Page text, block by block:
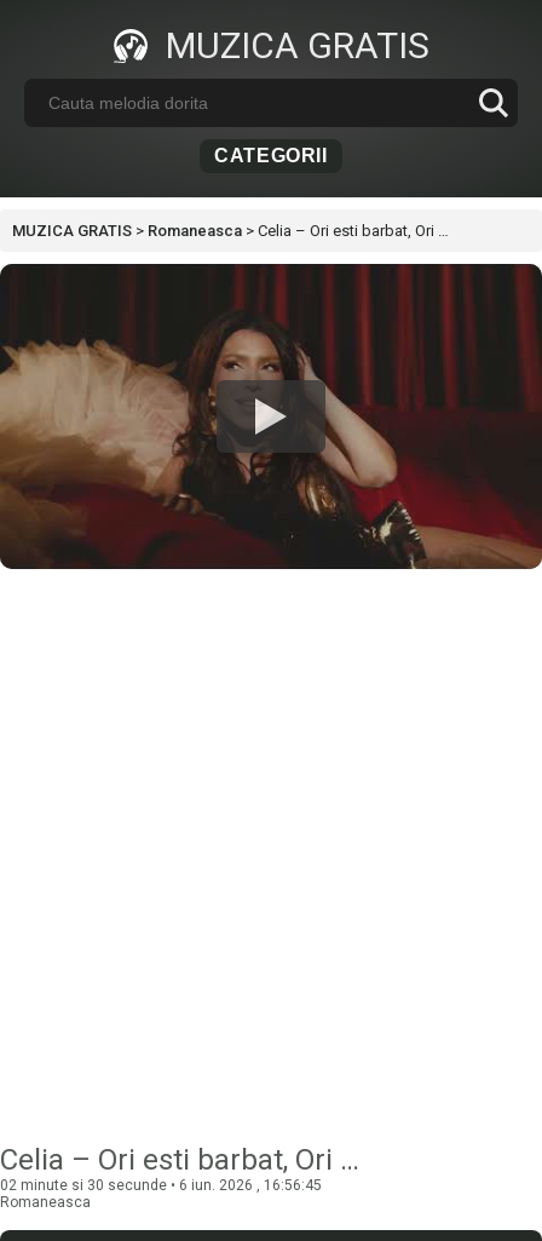
MUZICA GRATIS
CATEGORII
MUZICA GRATIS > Romaneasca > Celia – Ori esti barbat, Ori …
Celia – Ori esti barbat, Ori …
02 minute si 30 secunde • 6 iun. 2026 , 16:56:45
Romaneasca